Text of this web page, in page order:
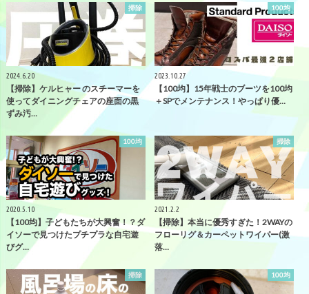
掃除
2024.6.20
【掃除】ケルヒャー のスチーマーを
使ってダイニングチェアの座面の黒
ずみ汚…
100均
2023.10.27
【100均】15年戦士のブーツを100均
＋SPでメンテナンス！やっぱり優…
100均
2020.5.10
【100均】子どもたちが大興奮！？ダ
イソーで見つけたプチプラな自宅遊
びグ…
掃除
2021.2.2
【掃除】本当に優秀すぎた！2WAYの
フローリグ＆カーペットワイパー(激
落…
掃除 100均